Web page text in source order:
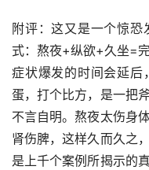
附评：这又是一个惊
式：熬夜+纵欲+久坐=
症状爆发的时间会延后
蛋，打个比方，是一把
不言自明。熬夜太伤身
肾伤脾，这样久而久之
是上千个案例所揭示的